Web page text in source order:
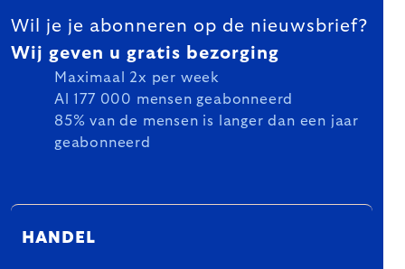
Wil je je abonneren op de nieuwsbrief?
Wij geven u gratis bezorging
Maximaal 2x per week
Al 177 000 mensen geabonneerd
85% van de mensen is langer dan een jaar
geabonneerd
HANDEL